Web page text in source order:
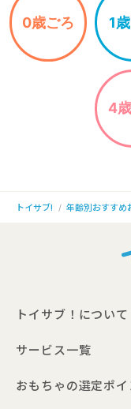
0歳ごろ 1
4
トイサブ! 年齢別おすすめ
トイサブ！について
トイサブ！の特徴
サービス一覧
トイサブ！ファ
おもちゃの選定ポイ